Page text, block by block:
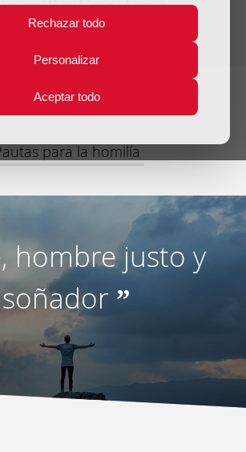
Rechazar todo
Personalizar
Aceptar todo
San José
para la homilía
hombre justo y
soñador ”